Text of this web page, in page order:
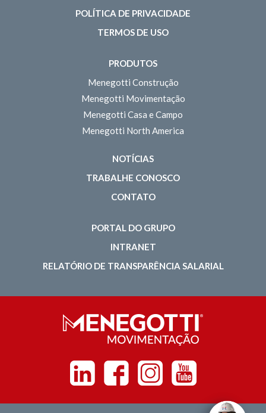
POLÍTICA DE PRIVACIDADE
TERMOS DE USO
PRODUTOS
Menegotti Construção
Menegotti Movimentação
Menegotti Casa e Campo
Menegotti North America
NOTÍCIAS
TRABALHE CONOSCO
CONTATO
PORTAL DO GRUPO
INTRANET
RELATÓRIO DE TRANSPARÊNCIA SALARIAL
Linkedin FacebookInstagramYoutube